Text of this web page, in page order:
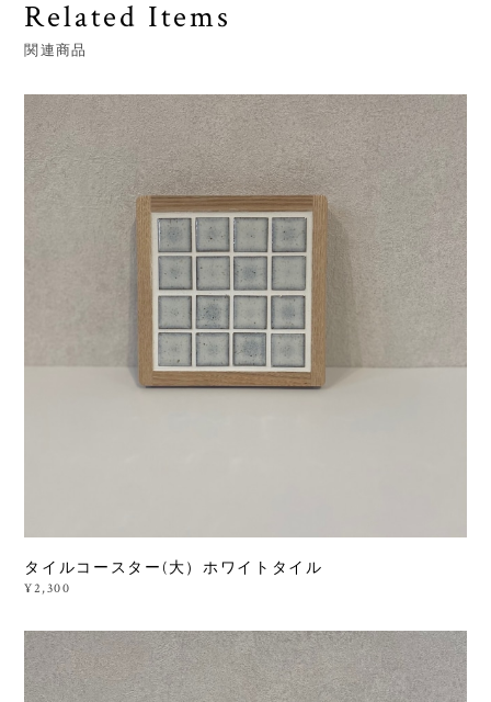
Related Items
関連商品
タイルコースター(大）ホワイトタイル
¥2,300